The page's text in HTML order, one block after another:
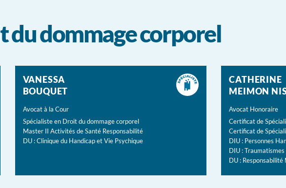
du dommage corporel
VANESSA
BOUQUET
Avocat à la Cour
Spécialiste en Droit du dommage corporel
Master II Activités de Santé Responsabilité
DU : Clinique du Handicap et Vie Psychique
CATHERINE
MEIMON
Avocat Honoraire
Certificat de
Certificat de
DIU : Personnes
DIU :
DU : Responsabilité